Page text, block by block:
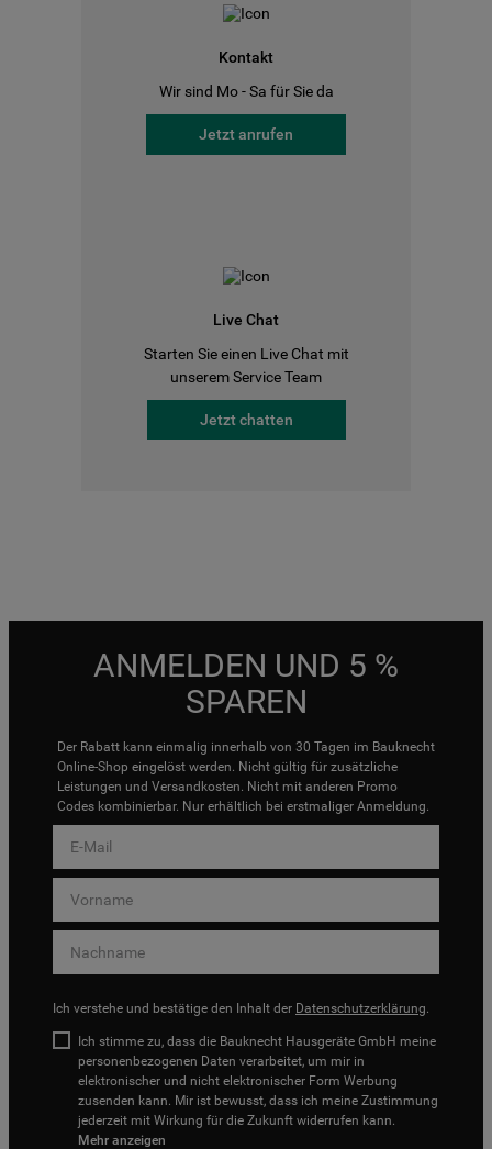
Kontakt
Wir sind Mo - Sa für Sie da
Jetzt anrufen
Live Chat
Starten Sie einen Live Chat mit
unserem Service Team
Jetzt chatten
ANMELDEN UND 5 %
SPAREN
Der Rabatt kann einmalig innerhalb von 30 Tagen im Bauknecht
Online-Shop eingelöst werden. Nicht gültig für zusätzliche
Leistungen und Versandkosten. Nicht mit anderen Promo
Codes kombinierbar. Nur erhältlich bei erstmaliger Anmeldung.
Ich verstehe und bestätige den Inhalt der Datenschutzerklärung.
Ich stimme zu, dass die Bauknecht Hausgeräte GmbH meine
personenbezogenen Daten verarbeitet, um mir in
elektronischer und nicht elektronischer Form Werbung
zusenden kann. Mir ist bewusst, dass ich meine Zustimmung
jederzeit mit Wirkung für die Zukunft widerrufen kann.
Mehr anzeigen